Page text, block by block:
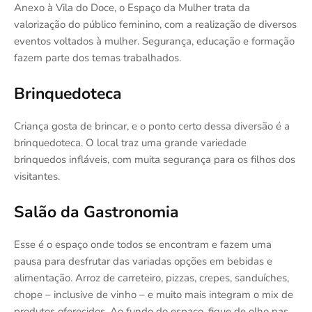
Anexo à Vila do Doce, o Espaço da Mulher trata da
valorização do público feminino, com a realização de diversos
eventos voltados à mulher. Segurança, educação e formação
fazem parte dos temas trabalhados.
Brinquedoteca
Criança gosta de brincar, e o ponto certo dessa diversão é a
brinquedoteca. O local traz uma grande variedade
brinquedos infláveis, com muita segurança para os filhos dos
visitantes.
Salão da Gastronomia
Esse é o espaço onde todos se encontram e fazem uma
pausa para desfrutar das variadas opções em bebidas e
alimentação. Arroz de carreteiro, pizzas, crepes, sanduíches,
chope – inclusive de vinho – e muito mais integram o mix de